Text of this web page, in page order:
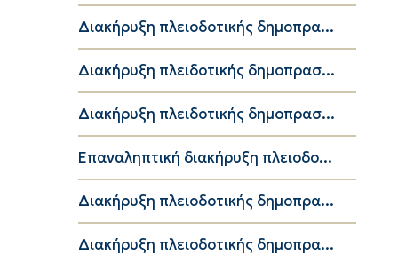
Διακήρυξη πλειοδοτικής δημοπρα...
Διακήρυξη πλειδοτικής δημοπρασ...
Διακήρυξη πλειδοτικής δημοπρασ...
Επαναληπτική διακήρυξη πλειοδο...
Διακήρυξη πλειοδοτικής δημοπρα...
Διακήρυξη πλειοδοτικής δημοπρα...